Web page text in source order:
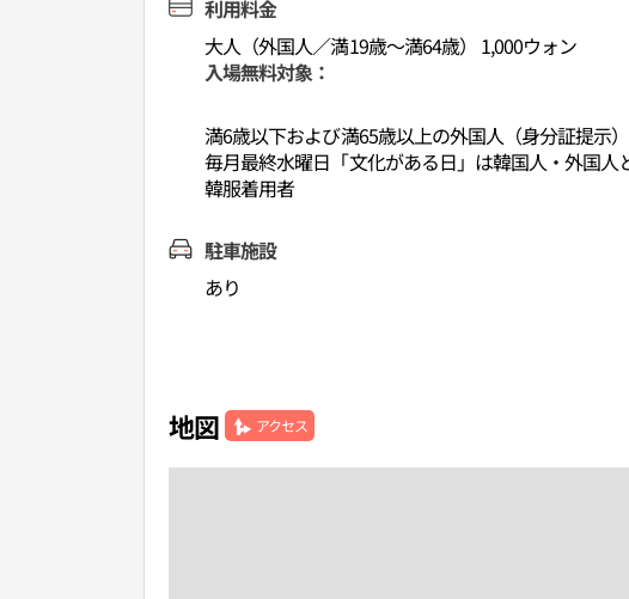
利用料金
大人（外国人／満19歳～満64歳） 1,000ウォン
入場無料対象：
満6歳以下および満65歳以上の外国人（身分証提示）
毎月最終水曜日「文化がある日」は韓国人・外国人
韓服着用者
駐車施設
あり
地図 アクセス